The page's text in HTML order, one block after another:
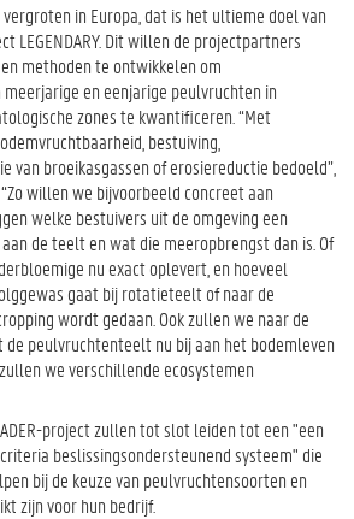
in Europa, dat is het ultieme doel van
LEGENDARY. Dit willen de projectpartners
methoden te ontwikkelen om
en eenjarige peulvruchten in
zones te kwantificeren. “Met
bestuiving,
van broeikasgassen of erosiereductie bedoeld”,
willen we bijvoorbeeld concreet aan
welke bestuivers uit de omgeving een
de teelt en wat die meeropbrengst dan is. Of
nu exact oplevert, en hoeveel
gaat bij rotatieteelt of naar de
wordt gedaan. Ook zullen we naar de
de peulvruchtenteelt nu bij aan het bodemleven
we verschillende ecosystemen
project zullen tot slot leiden tot een "een
beslissingsondersteunend systeem" die
bij de keuze van peulvruchtensoorten en
zijn voor hun bedrijf.